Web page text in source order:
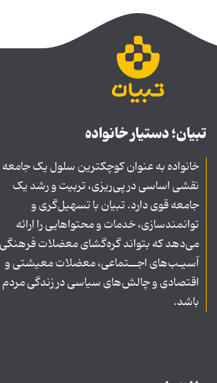
تبیان؛ دستیار خانواده
خانواده به عنوان کوچکترین سلول یک جامعه
نقشی اساسی در پی‌ریزی، تربیت و رشد یک
جامعه قوی دارد. تبیان با تسهیل‌گری و
توانمندسازی، خدمات و محتواهایی را ارائه
می‌دهد که بتواند گره‌گشای معضلات
آسیـب‌های اجــتماعی، معضلات معیشتی و
اقتصادی و چالش‌های سیاسی در زندگی مردم
باشد.